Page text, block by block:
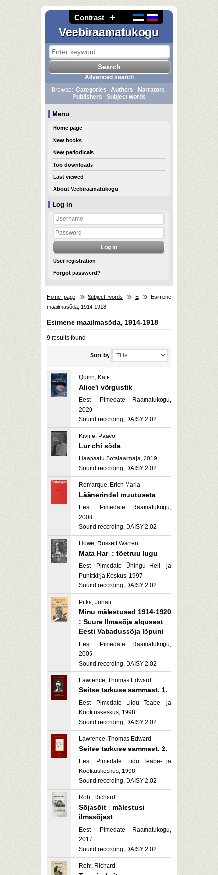
Contrast
Veebiraamatukogu
Log in
User registration
Forgot password?
Advanced search
Browse: Categories Authors
Narrators
Publishers
Subject words
Menu
Home page
New books
New periodicals
Top downloads
Last viewed
About Veebiraamatukogu
Home page Subject words E
Esimene
maailmasõda, 1914-1918
Esimene maailmasõda, 1914-1918
9 results found
Sort by
Quinn, Kate
Alice'i võrgustik
Eesti Pimedate Raamatukogu,
2020
Sound recording, DAISY 2.02
Kivine, Paavo
Lurichi sõda
Haapsalu Sotsiaalmaja, 2019
Sound recording, DAISY 2.02
Remarque, Erich Maria
Läänerindel muutuseta
Eesti Pimedate Raamatukogu,
2008
Sound recording, DAISY 2.02
Howe, Russell Warren
Mata Hari : tõetruu lugu
Eesti Pimedate Ühingu Heli- ja
Punktkirja Keskus, 1997
Sound recording, DAISY 2.02
Pitka, Johan
Minu mälestused 1914-1920
: Suure Ilmasõja algusest
Eesti Vabadussõja lõpuni
Eesti Pimedate Raamatukogu,
2005
Sound recording, DAISY 2.02
Lawrence, Thomas Edward
Seitse tarkuse sammast. 1.
Eesti Pimedate Liidu Teabe- ja
Koolituskeskus, 1998
Sound recording, DAISY 2.02
Lawrence, Thomas Edward
Seitse tarkuse sammast. 2.
Eesti Pimedate Liidu Teabe- ja
Koolituskeskus, 1998
Sound recording, DAISY 2.02
Roht, Richard
Sõjasõit : mälestusi
ilmasõjast
Eesti Pimedate Raamatukogu,
2017
Sound recording, DAISY 2.02
Roht, Richard